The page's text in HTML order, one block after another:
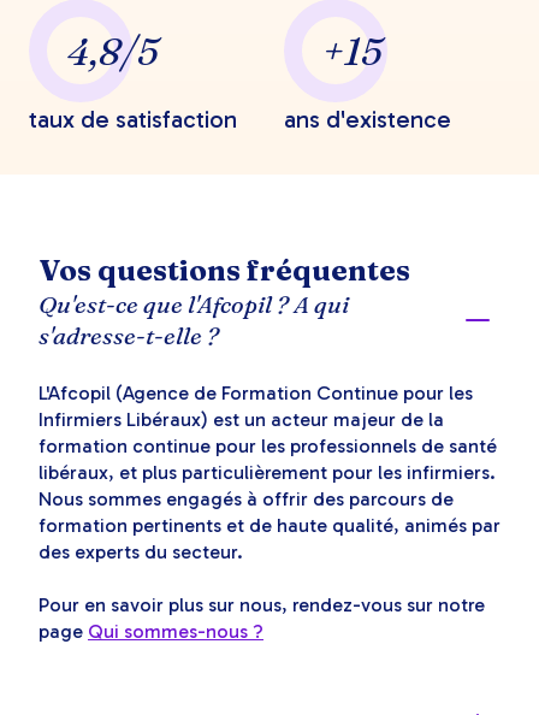
4,8/5
taux de satisfaction
+15
ans d'existence
Vos questions fréquentes
Qu'est-ce que l'Afcopil ? A qui
s'adresse-t-elle ?
L'Afcopil (Agence de Formation Continue pour les
Infirmiers Libéraux) est un acteur majeur de la
formation continue pour les professionnels de santé
libéraux, et plus particulièrement pour les infirmiers.
Nous sommes engagés à offrir des parcours de
formation pertinents et de haute qualité, animés par
des experts du secteur.
Pour en savoir plus sur nous, rendez-vous sur notre
page Qui sommes-nous ?